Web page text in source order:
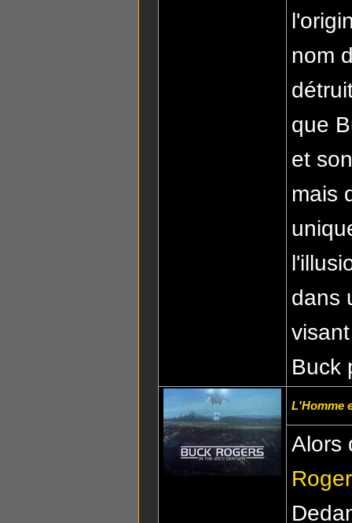
nom
que
et
mais
dans
Buck
L'Homme
Alors